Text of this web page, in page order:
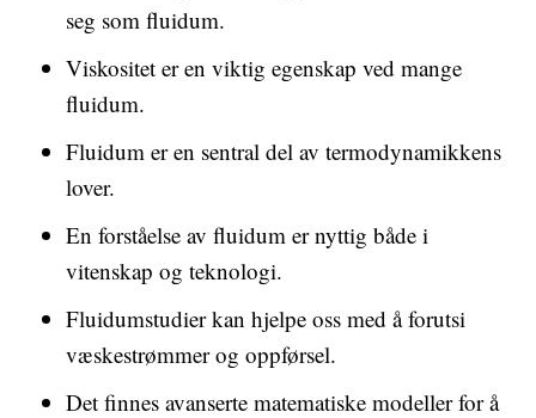
seg som fluidum.
Viskositet er en viktig egenskap ved mange
fluidum.
Fluidum er en sentral del av termodynamikkens
lover.
En forståelse av fluidum er nyttig både i
vitenskap og teknologi.
Fluidumstudier kan hjelpe oss med å forutsi
væskestrømmer og oppførsel.
Det finnes avanserte matematiske modeller for å